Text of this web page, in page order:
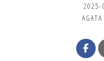
2025-